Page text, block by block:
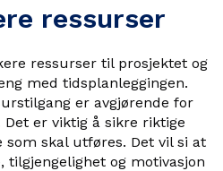
ressurser
ressurser til prosjektet og
med tidsplanleggingen.
er avgjørende for
er viktig å sikre riktige
skal utføres. Det vil si at
tilgjengelighet og motivasjon